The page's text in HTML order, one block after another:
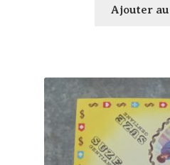
Ajouter